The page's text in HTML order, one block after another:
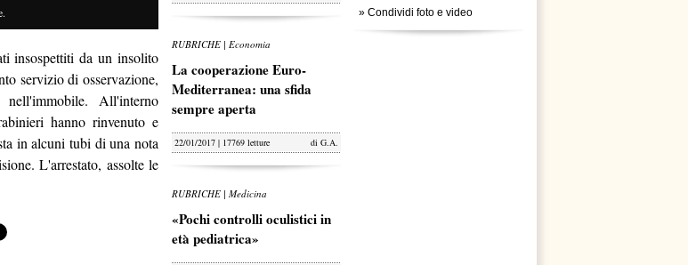
insospettiti da un insolito
servizio di osservazione,
All'interno
hanno rinvenuto e
in alcuni tubi di una nota
L'arrestato, assolte le
RUBRICHE | Economia
La cooperazione Euro-
Mediterranea: una sfida
sempre aperta
22/01/2017 | 17769 letture di G.A.
RUBRICHE | Medicina
«Pochi controlli oculistici in
età pediatrica»
» Condividi foto e video